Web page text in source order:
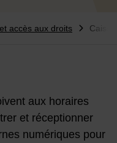
accès aux droits
aux horaires
et réceptionner
numériques pour